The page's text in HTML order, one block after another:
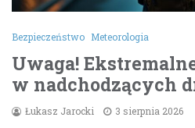
Bezpieczeństwo Meteorologia
Uwaga!
w nadchodzących
Łukasz Jarocki 3 sierpnia 2026